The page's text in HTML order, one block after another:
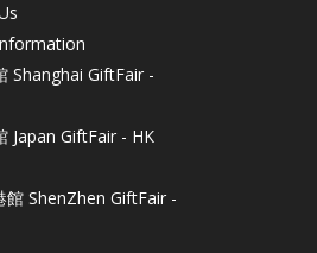
Shanghai GiftFair -
Japan GiftFair - HK
館 ShenZhen GiftFair -